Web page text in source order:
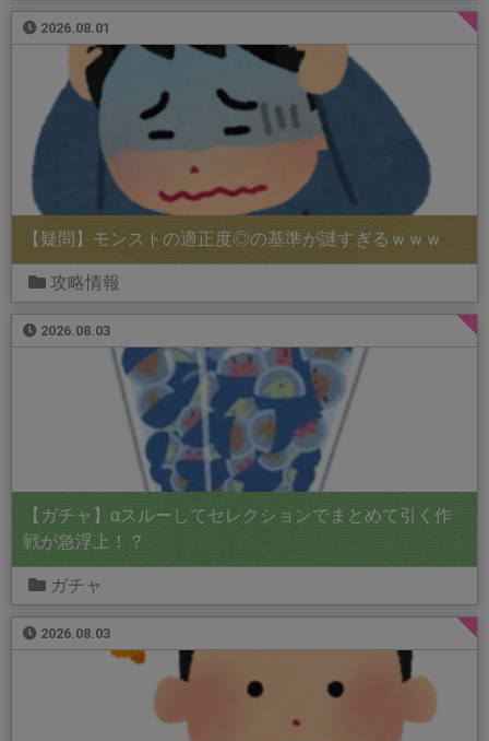
2026.08.01
【疑問】モンストの適正度◎の基準が謎すぎるｗｗｗ
攻略情報
2026.08.03
【ガチャ】αスルーしてセレクションでまとめて引く作
戦が急浮上！？
ガチャ
2026.08.03